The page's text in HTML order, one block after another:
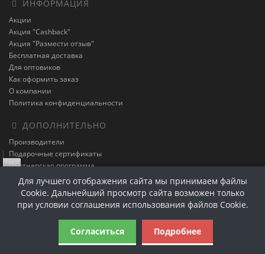
ИНФОРМАЦИЯ
Акции
Акция "Cashback"
Акция "Размести отзыв"
Бесплатная доставка
Для оптовиков
Как оформить заказ
О компании
Политика конфиденциальности
ДОПОЛНИТЕЛЬНО
Производители
Подарочные сертификаты
Партнерская программа
Акции
ЛИЧНЫЙ КАБИНЕТ
Для лучшего отображения сайта мы принимаем файлы
Cookie. Дальнейший просмотр сайта возможен только
при условии соглашения использования файлов Cookie.
Согласиться Подробнее